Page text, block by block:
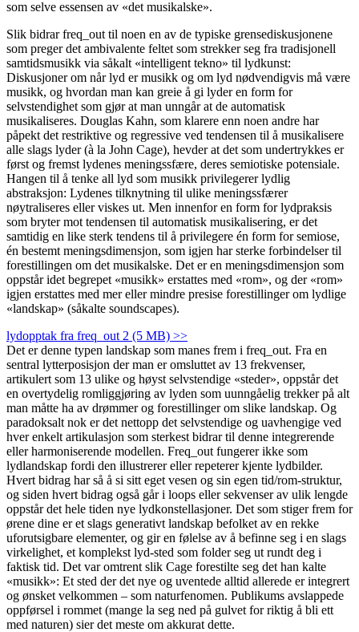
som selve essensen av «det musikalske».
Slik bidrar freq_out til noen en av de typiske grensediskusjonene
som preger det ambivalente feltet som strekker seg fra tradisjonell
samtidsmusikk via såkalt «intelligent tekno» til lydkunst:
Diskusjoner om når lyd er musikk og om lyd nødvendigvis må være
musikk, og hvordan man kan greie å gi lyder en form for
selvstendighet som gjør at man unngår at de automatisk
musikaliseres. Douglas Kahn, som klarere enn noen andre har
påpekt det restriktive og regressive ved tendensen til å musikalisere
alle slags lyder (à la John Cage), hevder at det som undertrykkes er
først og fremst lydenes meningssfære, deres semiotiske potensiale.
Hangen til å tenke all lyd som musikk privilegerer lydlig
abstraksjon: Lydenes tilknytning til ulike meningssfærer
nøytraliseres eller viskes ut. Men innenfor en form for lydpraksis
som bryter mot tendensen til automatisk musikalisering, er det
samtidig en like sterk tendens til å privilegere én form for semiose,
én bestemt meningsdimensjon, som igjen har sterke forbindelser til
forestillingen om det musikalske. Det er en meningsdimensjon som
oppstår idet begrepet «musikk» erstattes med «rom», og der «rom»
igjen erstattes med mer eller mindre presise forestillinger om lydlige
«landskap» (såkalte soundscapes).
lydopptak fra freq_out 2 (5 MB) >>
Det er denne typen landskap som manes frem i freq_out. Fra en
sentral lytterposisjon der man er omsluttet av 13 frekvenser,
artikulert som 13 ulike og høyst selvstendige «steder», oppstår det
en overtydelig romliggjøring av lyden som uunngåelig trekker på alt
man måtte ha av drømmer og forestillinger om slike landskap. Og
paradoksalt nok er det nettopp det selvstendige og uavhengige ved
hver enkelt artikulasjon som sterkest bidrar til denne integrerende
eller harmoniserende modellen. Freq_out fungerer ikke som
lydlandskap fordi den illustrerer eller repeterer kjente lydbilder.
Hvert bidrag har så å si sitt eget vesen og sin egen tid/rom-struktur,
og siden hvert bidrag også går i loops eller sekvenser av ulik lengde
oppstår det hele tiden nye lydkonstellasjoner. Det som stiger frem for
ørene dine er et slags generativt landskap befolket av en rekke
uforutsigbare elementer, og gir en følelse av å befinne seg i en slags
virkelighet, et komplekst lyd-sted som folder seg ut rundt deg i
faktisk tid. Det var omtrent slik Cage forestilte seg det han kalte
«musikk»: Et sted der det nye og uventede alltid allerede er integrert
og ønsket velkommen – som naturfenomen. Publikums avslappede
oppførsel i rommet (mange la seg ned på gulvet for riktig å bli ett
med naturen) sier det meste om akkurat dette.